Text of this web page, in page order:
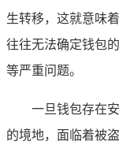
生转移，这就意味
往往无法确定钱包
等严重问题。
一旦钱包存在
的境地，面临着被